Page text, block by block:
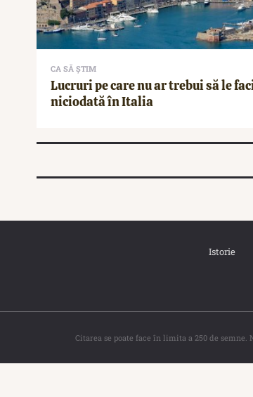
CA SĂ ȘTIM
Lucruri pe care nu ar trebui să le
niciodată în Italia
Istorie
Citarea se poate face în limita a 250 de